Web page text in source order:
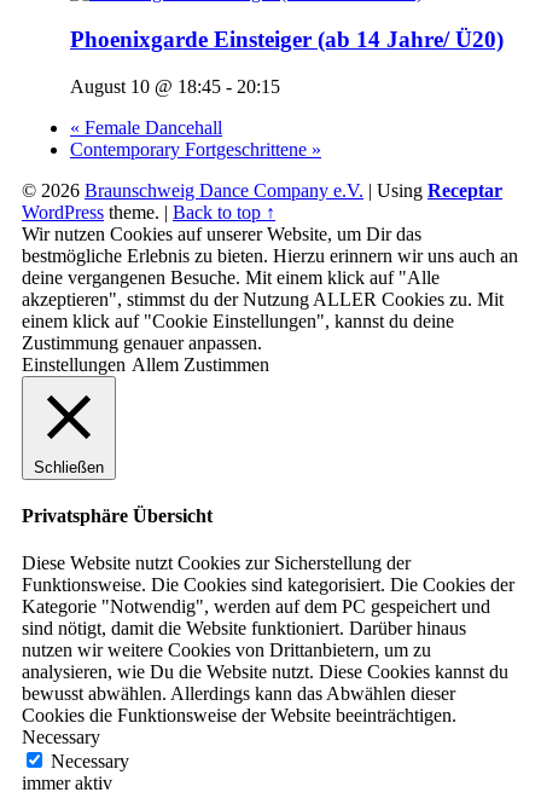
Phoenixgarde Einsteiger (ab 14 Jahre/ Ü20)
August 10 @ 18:45 - 20:15
« Female Dancehall
Contemporary Fortgeschrittene »
© 2026 Braunschweig Dance Company e.V. | Using Receptar
WordPress theme. | Back to top ↑
Wir nutzen Cookies auf unserer Website, um Dir das
bestmögliche Erlebnis zu bieten. Hierzu erinnern wir uns auch an
deine vergangenen Besuche. Mit einem klick auf "Alle
akzeptieren", stimmst du der Nutzung ALLER Cookies zu. Mit
einem klick auf "Cookie Einstellungen", kannst du deine
Zustimmung genauer anpassen.
Einstellungen Allem Zustimmen
Schließen
Privatsphäre Übersicht
Diese Website nutzt Cookies zur Sicherstellung der
Funktionsweise. Die Cookies sind kategorisiert. Die Cookies der
Kategorie "Notwendig", werden auf dem PC gespeichert und
sind nötigt, damit die Website funktioniert. Darüber hinaus
nutzen wir weitere Cookies von Drittanbietern, um zu
analysieren, wie Du die Website nutzt. Diese Cookies kannst du
bewusst abwählen. Allerdings kann das Abwählen dieser
Cookies die Funktionsweise der Website beeinträchtigen.
Necessary
Necessary
immer aktiv